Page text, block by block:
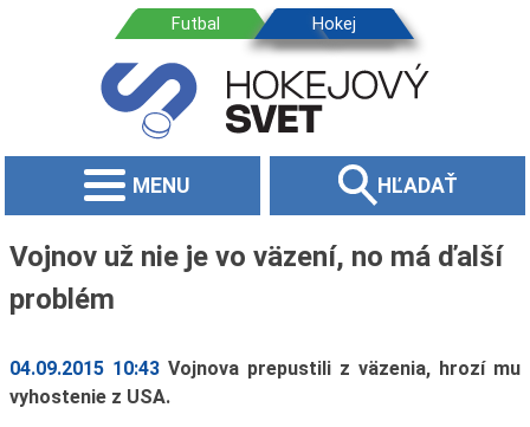
MENU HĽADAŤ
Vojnov už nie je vo väzení, no má ďalší
problém
04.09.2015 10:43 Vojnova prepustili z väzenia, hrozí mu
vyhostenie z USA.